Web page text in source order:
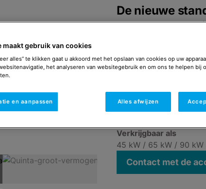
De nieuwe
vermogens van 45 tot
Dit zorgt voor een
installateur.
Verkrijgbaar als
45 kW / 65 kW / 90 kW
Contact met de
maakt gebruik van cookies
alles” te klikken gaat u akkoord met het opslaan van cookies op uw
het analyseren van websitegebruik en om ons te helpen bij
en aanpassen Alles afwijzen